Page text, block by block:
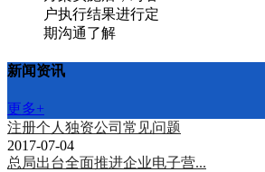
户执行结果进行定
期沟通了解
新闻资讯
更多+
注册个人独资公司常见问题
2017-07-04
总局出台全面推进企业电子营...